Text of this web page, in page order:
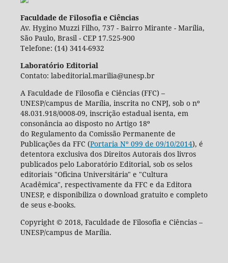
Faculdade de Filosofia e Ciências
Av. Hygino Muzzi Filho, 737 - Bairro Mirante - Marília,
São Paulo, Brasil - CEP 17.525-900
Telefone: (14) 3414-6932
Laboratório Editorial
Contato: labeditorial.marilia@unesp.br
A Faculdade de Filosofia e Ciências (FFC) –
UNESP/campus de Marília, inscrita no CNPJ, sob o nº
48.031.918/0008-09, inscrição estadual isenta, em
consonância ao disposto no Artigo 18º
do Regulamento da Comissão Permanente de
Publicações da FFC (Portaria Nº 099 de 09/10/2014), é
detentora exclusiva dos Direitos Autorais dos livros
publicados pelo Laboratório Editorial, sob os selos
editoriais "Oficina Universitária" e "Cultura
Acadêmica", respectivamente da FFC e da Editora
UNESP, e disponibiliza o download gratuito e completo
de seus e-books.
Copyright © 2018, Faculdade de Filosofia e Ciências –
UNESP/campus de Marília.